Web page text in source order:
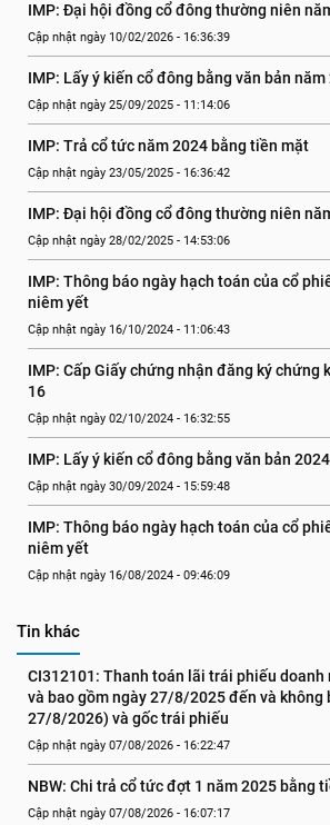
IMP: Đại hội đồng cổ đông thường niên
Cập nhật ngày 10/02/2026 - 16:36:39
IMP: Lấy ý kiến cổ đông bằng văn bản năm
Cập nhật ngày 25/09/2025 - 11:14:06
IMP: Trả cổ tức năm 2024 bằng tiền mặt
Cập nhật ngày 23/05/2025 - 16:36:42
IMP: Đại hội đồng cổ đông thường niên
Cập nhật ngày 28/02/2025 - 14:53:06
IMP: Thông báo ngày hạch toán của cổ
niêm yết
Cập nhật ngày 16/10/2024 - 11:06:43
IMP: Cấp Giấy chứng nhận đăng ký chứng
16
Cập nhật ngày 02/10/2024 - 16:32:55
IMP: Lấy ý kiến cổ đông bằng văn bản
Cập nhật ngày 30/09/2024 - 15:59:48
IMP: Thông báo ngày hạch toán của cổ
niêm yết
Cập nhật ngày 16/08/2024 - 09:46:09
Tin khác
CI312101: Thanh toán lãi trái phiếu
và bao gồm ngày 27/8/2025 đến và không
27/8/2026) và gốc trái phiếu
Cập nhật ngày 07/08/2026 - 16:22:47
NBW: Chi trả cổ tức đợt 1 năm 2025 bằng
Cập nhật ngày 07/08/2026 - 16:07:17